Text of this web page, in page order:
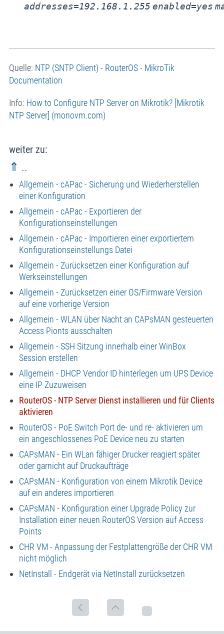
addresses=192.168.1.255 enabled=yes
Quelle: NTP (SNTP Client) - RouterOS - MikroTik
Documentation
Info: How to Configure NTP Server on Mikrotik? [Mikrotik
NTP Server] (monovm.com)
weiter zu:
⇑ ..
Allgemein - cAPac - Sicherung und Wiederherstellen
einer Konfiguration
Allgemein - cAPac - Exportieren der
Konfigurationseinstellungen
Allgemein - cAPac - Importieren einer exportiertem
Konfigurationseinstellungs Datei
Allgemein - Zurücksetzen einer Konfiguration auf
Werkseinstellungen
Allgemein - Zurücksetzen einer OS/Firmware Version
auf eine vorherige Version
Allgemein - WLAN über Nacht an CAPsMAN gesteuerten
Access Pionts ausschalten
Allgemein - SSH Sitzung innerhalb einer WinBox
Session erstellen
Allgemein - DHCP Vendor ID hinterlegen um UPS Device
eine IP Zuzuweisen
RouterOS - NTP Server Dienst installieren und für Clients
aktivieren
RouterOS - PoE Switch Port de- und re- aktivieren um
ein angeschlossenes PoE Device neu zu starten
CAPsMAN - Ein WLan fähiger Drucker reagiert später
oder garnicht auf Druckaufträge
CAPsMAN - Konfiguration von einem Mikrotik Device
auf ein anderes importieren
CAPsMAN - Konfiguration einer Upgrade Policy zur
Installation einer neuen RouterOS Version auf Access
Points
CHR VM - Anpassung der Festplattengröße der CHR VM
nicht möglich
NetInstall - Endgerät via NetInstall zurücksetzen